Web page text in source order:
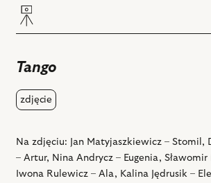
Tango
zdjęcie
Na zdjęciu: Jan Matyjaszkiewicz – Stomil,
– Artur, Nina Andrycz – Eugenia,
Iwona Rulewicz – Ala, Kalina Jędrusik –